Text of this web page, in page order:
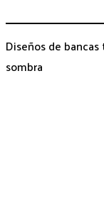
Diseños de
sombra